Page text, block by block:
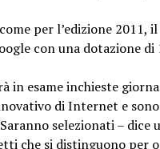
per l’edizione 2011,
con una dotazione di
in esame inchieste
di Internet e sono
selezionati – dice
che si distinguono per